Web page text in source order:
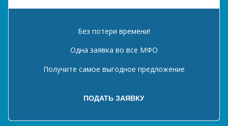
Без потери времени!
Одна заявка во все МФО
Получите самое выгодное предложение